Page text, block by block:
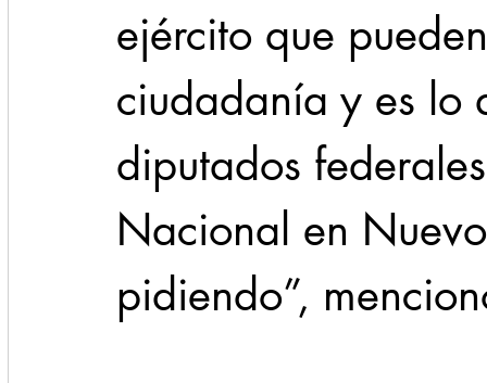
ejército que
ciudadanía y es lo
diputados
Nacional en
pidiendo”,